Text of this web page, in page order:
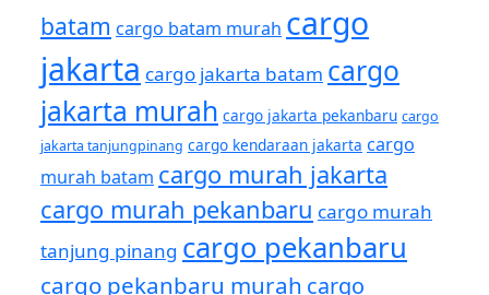
batam cargo batam murah cargo
jakarta cargo jakarta batam cargo
jakarta murah cargo jakarta pekanbaru cargo
jakarta tanjungpinang cargo kendaraan jakarta cargo
murah batam cargo murah jakarta
cargo murah pekanbaru cargo murah
tanjung pinang cargo pekanbaru
cargo pekanbaru murah cargo